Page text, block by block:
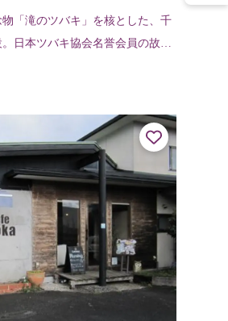
「滝のツバキ」を核とした、千
日本ツバキ協会名誉会員の故・